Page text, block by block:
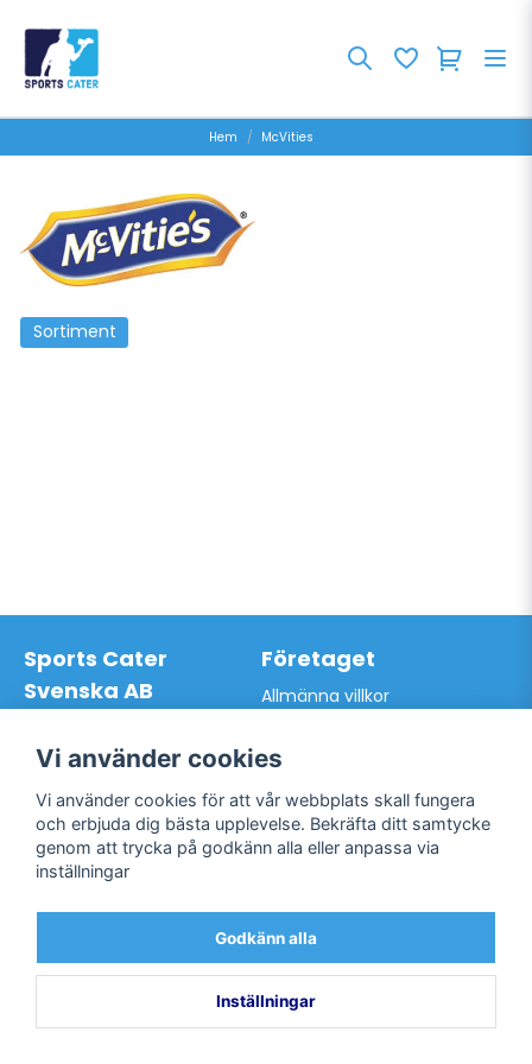
Hem McVities
Sortiment
Sports Cater
Svenska AB
Org.nr: 559024-7762
Mail:info@sportscater.se
Företaget
Allmänna villkor
Bli kund / Logga in
Support
Allmänna villkor
Kontakta oss
Facebook
Twitter
Vi använder cookies
Vi använder cookies för att vår webbplats skall fungera
och erbjuda dig bästa upplevelse. Bekräfta ditt samtycke
genom att trycka på godkänn alla eller anpassa via
inställningar
Godkänn alla
Inställningar